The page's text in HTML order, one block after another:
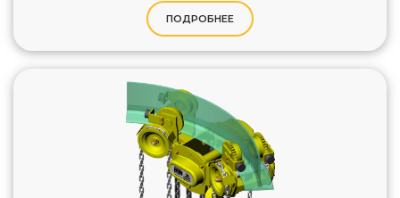
ПОДРОБНЕЕ